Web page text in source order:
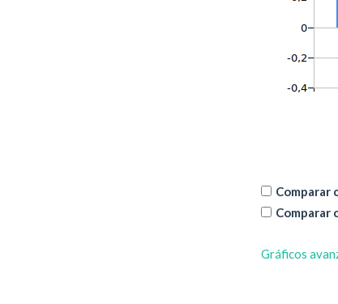
Comparar
Comparar
Gráficos